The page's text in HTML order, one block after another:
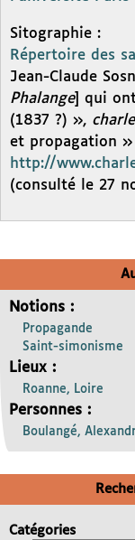
Sitographie :
Répertoire des
Jean-Claude
Phalange] qui
(1837 ?) »,
et propagation
http://
(consulté le 27
Notions :
Propagande
Saint-simonisme
Lieux :
Roanne, Loire
Personnes :
Boulangé,
Catégories